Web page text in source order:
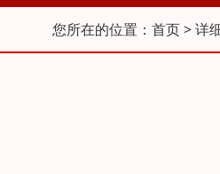
您所在的位置： 首页> 详